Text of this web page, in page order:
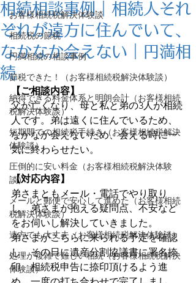
お客様相続税解決体験談
相続税の節税
円満相続の相談事例
節税できた！（お客様相続税解決体験談）
納得できる料金体系と明朗会計（お客様相続
税解決体験談）
短期間での相続税手続き（お客様相続税解決
体験談）
圧倒的に安い料金（お客様相続税解決体験
談）
メールと郵便で安心して進めた（お客様相続
税解決体験談）
遠方でも大丈夫（お客様相続税解決体験談）
処理が複雑で難しい相続（お客様相続税解決
体験談）
相続相談事例｜相続人それ
ぞれが遠方に住んでいて、
なかなか会えない｜円満相
続
【ご相談内容】
父が亡くなり、母と私と弟の3人が相続
人です。弟は遠くに住んでいるため、
なかなか会えないため、会える時に一
気に終わらせたい。
【対応内容】
弟さまともメール・電話でやり取り
し、弟さまが抱える疑問点、不安など
をお伺いし解決していきました。
弟さまがこちらに来られる予定を確認
し、その日に遺産分割協議書に署名捺
印、相続税申告に捺印頂けるよう進